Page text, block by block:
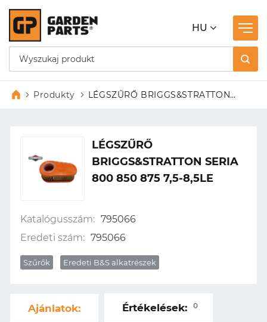
HU
Produkty
LÉGSZŰRŐ BRIGGS&STRATTON
LÉGSZŰRŐ
BRIGGS&STRATTON SERIA
800 850 875 7,5-8,5LE
Katalógusszám: 795066
Eredeti szám: 795066
Szűrők Eredeti B&S alkatrészek
Ajánlatok: Értékelések: 0